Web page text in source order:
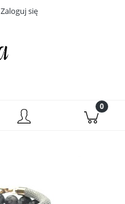
Zaloguj się